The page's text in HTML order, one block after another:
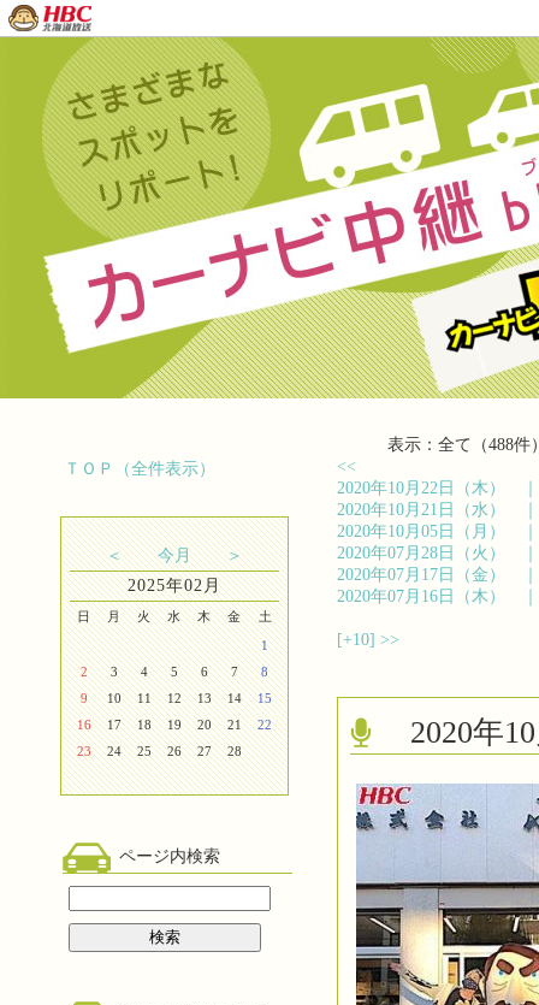
ＴＯＰ（全件表示）
＜ 今月
＞
2025年02月
日 月 火 水 木 金
土
1
2
3 4 5 6 7
8
9
10 11 12 13 14
15
16
17 18 19 20 21
22
23
24 25 26 27 28
ページ内検索
表示：全て（488件
<<
2020年10月22日（木）
2020年10月21日（水）
2020年10月05日（月）
2020年07月28日（火）
2020年07月17日（金）
2020年07月16日（木）
[+10] >>
2020年